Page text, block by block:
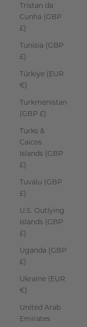
Tristan da
Cunha (GBP
£)
Tunisia (GBP
£)
Türkiye (EUR
€)
Turkmenistan
(GBP £)
Turks &
Caicos
Islands (GBP
£)
Tuvalu (GBP
£)
U.S. Outlying
Islands (GBP
£)
Uganda (GBP
£)
Ukraine (EUR
€)
United Arab
Emirates